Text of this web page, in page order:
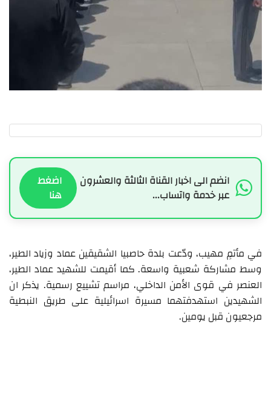
انضم الى اخبار القناة الثالثة والعشرون
عبر خدمة واتساب...
اضغط
هنا
في مأتمٍ مهيب، ودّعت بلدة حاصبيا الشقيقين عماد وزياد الطير،
وسط مشاركة شعبية واسعة. كما أقيمت للشهيد عماد الطير،
العنصر في قوى الأمن الداخلي، مراسم تشييع رسمية. يذكر ان
الشهيدين استهدفتهما مسيرة اسرائيلية على طريق النبطية
مرجعيون قبل يومين.